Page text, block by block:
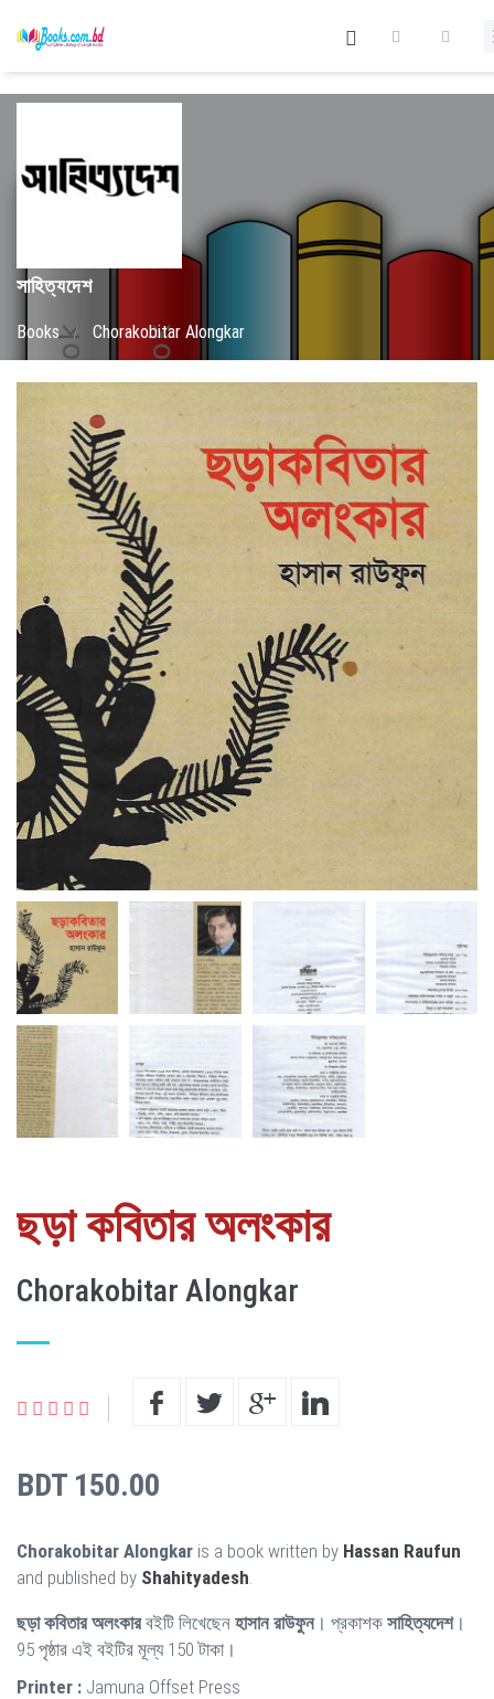
সাহিত্যদেশ
Books / Chorakobitar Alongkar
ছড়া কবিতার অলংকার
Chorakobitar Alongkar
BDT 150.00
Chorakobitar Alongkar is a book written by Hassan Raufun
and published by Shahityadesh
ছড়া কবিতার অলংকারবইটি লিখেছেন হাসান রাউফুন। প্রকাশক সাহিত্যদেশ।
95 পৃষ্ঠার এই বইটির মূল্য 150 টাকা।
Printer : Jamuna Offset Press